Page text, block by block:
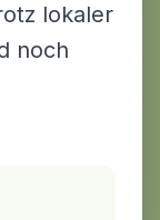
lokaler
noch